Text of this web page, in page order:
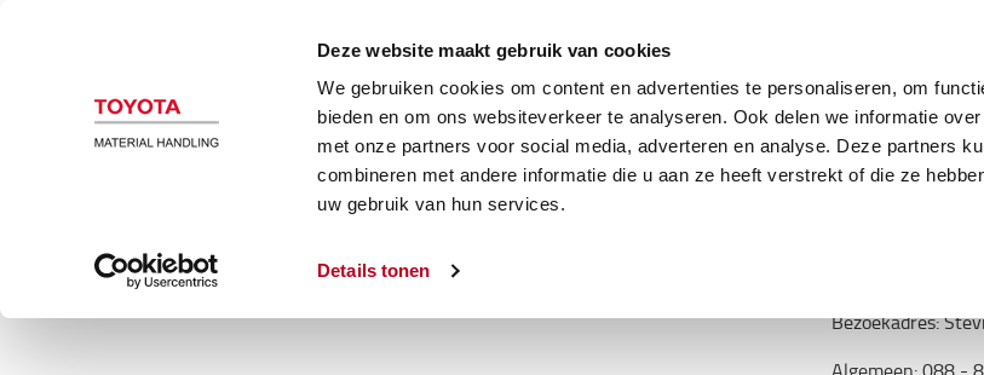
Deze website maakt gebruik van cookies
We gebruiken cookies om content en advertenties te personaliseren, om
bieden en om ons websiteverkeer te analyseren. Ook delen we informatie
met onze partners voor social media, adverteren en analyse. Deze partners
combineren met andere informatie die u aan ze heeft verstrekt of die ze
uw gebruik van hun services.
Details tonen
Magazijn en heftrucks Automatisering Tweedehands trucks
Vul onderstaand formulier in en wij nemen zo spoedig mogelijk contact met u op.
Bezoekadres: